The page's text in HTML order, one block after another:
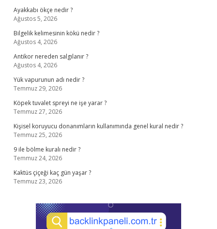
Ayakkabı ökçe nedir ?
Ağustos 5, 2026
Bilgelik kelimesinin kökü nedir ?
Ağustos 4, 2026
Antikor nereden salgılanır ?
Ağustos 4, 2026
Yük vapurunun adı nedir ?
Temmuz 29, 2026
Köpek tuvalet spreyi ne işe yarar ?
Temmuz 27, 2026
Kişisel koruyucu donanımların kullanımında genel kural nedir ?
Temmuz 25, 2026
9 ile bölme kuralı nedir ?
Temmuz 24, 2026
Kaktüs çiçeği kaç gün yaşar ?
Temmuz 23, 2026